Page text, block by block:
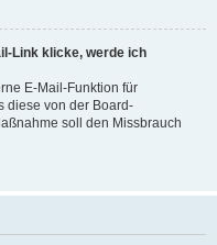
Link klicke, werde ich
E-Mail-Funktion für
diese von der Board-
soll den Missbrauch